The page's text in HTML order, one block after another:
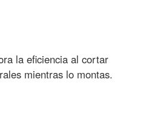
la eficiencia al cortar
mientras lo montas.